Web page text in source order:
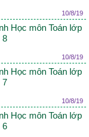
10/8/19
Học môn Toán lớp
8
10/8/19
Học môn Toán lớp
7
10/8/19
Học môn Toán lớp
6